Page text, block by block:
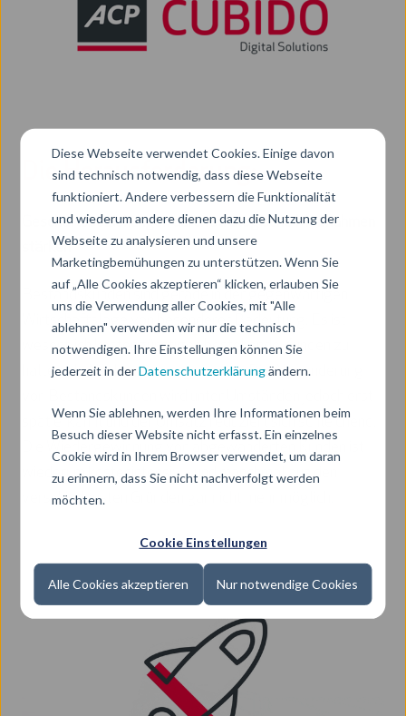
Diese Webseite verwendet Cookies. Einige davon
sind technisch notwendig, dass diese Webseite
funktioniert. Andere verbessern die Funktionalität
und wiederum andere dienen dazu die Nutzung der
Webseite zu analysieren und unsere
Marketingbemühungen zu unterstützen. Wenn Sie
auf „Alle Cookies akzeptieren“ klicken, erlauben Sie
uns die Verwendung aller Cookies, mit "Alle
ablehnen" verwenden wir nur die technisch
notwendigen. Ihre Einstellungen können Sie
jederzeit in derDatenschutzerklärungändern.
Wenn Sie ablehnen, werden Ihre Informationen beim
Besuch dieser Website nicht erfasst. Ein einzelnes
Cookie wird in Ihrem Browser verwendet, um daran
zu erinnern, dass Sie nicht nachverfolgt werden
möchten.
Cookie Einstellungen
Alle Cookies akzeptieren Nur notwendige Cookies
Die Herausforderung:
Geschäftsbeziehungen durch strategische Maßnahmen
stärken
Bestandskunden sind gerade in der gegenwärtigen
Wirtschaftslage von besonderer Bedeutung: Es ist
wesentlich kostengünstiger, bestehende Kunden zu
halten als Neukunden zu gewinnen. Die Abwanderung
spät erkannt und der Umsatz reduziert sich schleichend.
Die Wiedergewinnung von abgewanderten Kunden ist
wiederum kostenintensiv – und manchmal aus den
verschiedensten Gründen gar nicht mehr möglich.